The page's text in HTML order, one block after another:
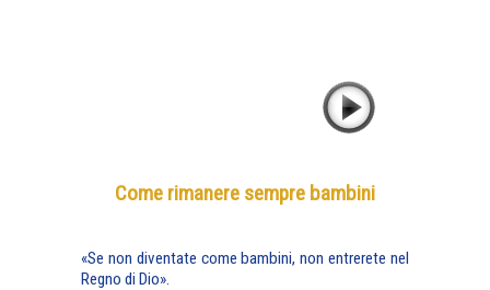
Come rimanere sempre bambini
«Se non diventate come bambini, non entrerete nel
Regno di Dio».